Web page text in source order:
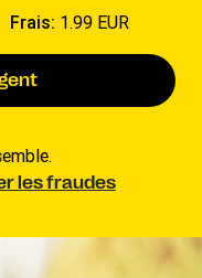
Frais: 1.99 EUR
les fraudes